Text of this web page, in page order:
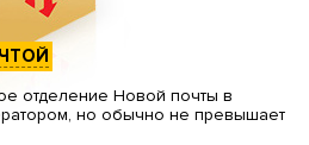
отделение Новой почты в
но обычно не превышает